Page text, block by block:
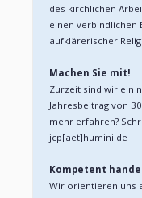
des kirchlichen
einen verbindlichen
aufklärerischer
Machen Sie mit!
Zurzeit sind wir ein
Jahresbeitrag von
mehr erfahren?
jcp[aet]humini.de
Kompetent
Wir orientieren uns